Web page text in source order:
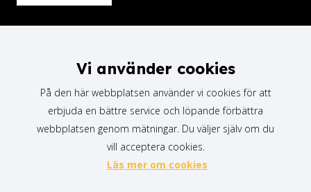
Vi använder cookies
På den här webbplatsen använder vi cookies för att
erbjuda en bättre service och löpande förbättra
webbplatsen genom mätningar. Du väljer själv om du
vill acceptera cookies.
Läs mer om cookies